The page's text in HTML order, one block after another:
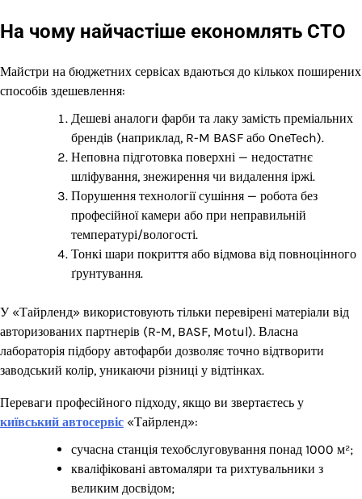
На чому найчастіше економлять СТО
Майстри на бюджетних сервісах вдаються до кількох поширених
способів здешевлення:
Дешеві аналоги фарби та лаку замість преміальних
брендів (наприклад, R-M BASF або OneTech).
Неповна підготовка поверхні — недостатнє
шліфування, знежирення чи видалення іржі.
Порушення технології сушіння — робота без
професійної камери або при неправильній
температурі/вологості.
Тонкі шари покриття або відмова від повноцінного
ґрунтування.
У «Тайрленд» використовують тільки перевірені матеріали від
авторизованих партнерів (R-M, BASF, Motul). Власна
лабораторія підбору автофарби дозволяє точно відтворити
заводський колір, уникаючи різниці у відтінках.
Переваги професійного підходу, якщо ви звертаєтесь у
київський автосервіс «Тайрленд»:
сучасна станція техобслуговування понад 1000 м²;
кваліфіковані автомаляри та рихтувальники з
великим досвідом;